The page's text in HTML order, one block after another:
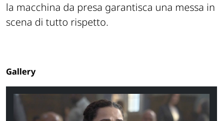
la macchina da presa garantisca una messa in
scena di tutto rispetto.
Gallery